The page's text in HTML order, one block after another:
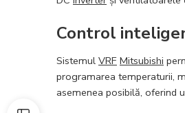
Control
Sistemul VRF Mitsubishi
programarea temperaturii,
asemenea posibilă, oferind